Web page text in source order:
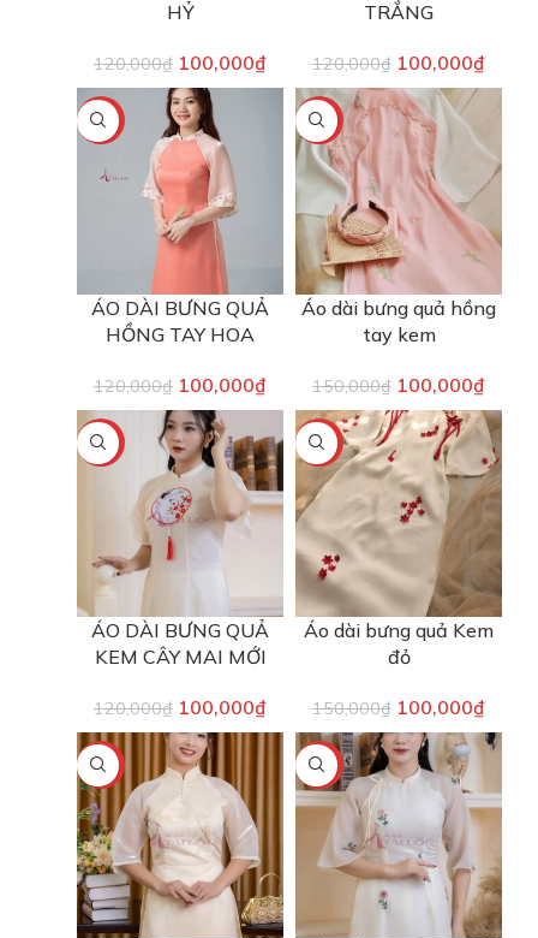
HỶ
120,000₫ 100,000₫
TRẮNG
120,000₫ 100,000₫
-17%
ÁO DÀI BƯNG QUẢ
HỒNG TAY HOA
120,000₫ 100,000₫
-33%
Áo dài bưng quả hồng
tay kem
150,000₫ 100,000₫
-17%
ÁO DÀI BƯNG QUẢ
KEM CÂY MAI MỚI
120,000₫ 100,000₫
-33%
Áo dài bưng quả Kem
đỏ
150,000₫ 100,000₫
-17% -17%